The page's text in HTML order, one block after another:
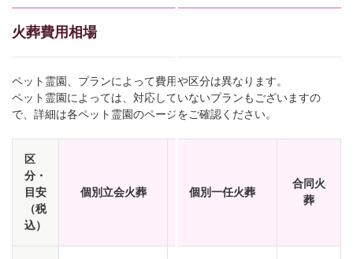
火葬費用相場
ペット霊園、プランによって費用や区分は異なります。
ペット霊園によっては、対応していないプランもございますの
で、詳細は各ペット霊園のページをご確認ください。
区
分・
目安
（税
込）
個別立会火葬 個別一任火葬
合同火
葬